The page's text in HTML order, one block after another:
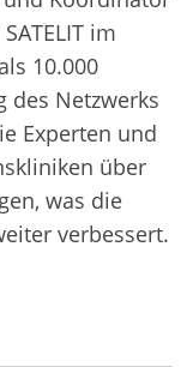
im
10.000
des Netzwerks
Experten und
über
was die
verbessert.